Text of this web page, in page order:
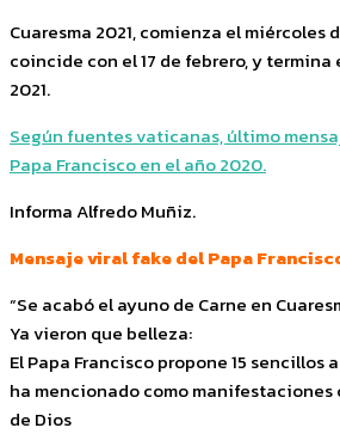
Cuaresma 2021, comienza el miércoles
coincide con el 17 de febrero, y termina
2021.
Según fuentes vaticanas, último
Papa Francisco en el año 2020.
Informa Alfredo Muñiz.
Mensaje viral fake del Papa
“Se acabó el ayuno de Carne en
Ya vieron que belleza:
El Papa Francisco propone 15 sencillos
ha mencionado como manifestaciones
de Dios